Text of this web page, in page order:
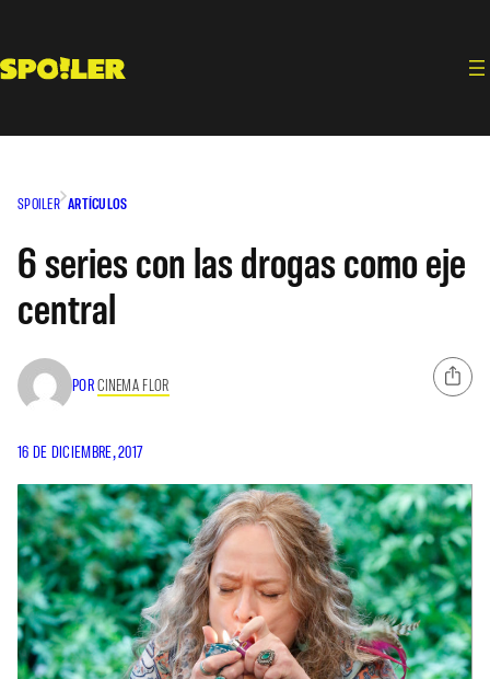
contenido
SPOILER ARTÍCULOS
6 series con las drogas como eje
central
PORCINEMA FLOR
16 DE DICIEMBRE, 2017